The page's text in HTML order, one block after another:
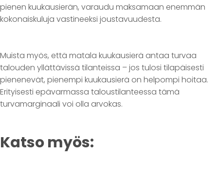
pienen kuukausierän, varaudu maksamaan enemmän
kokonaiskuluja vastineeksi joustavuudesta.
Muista myös, että matala kuukausierä antaa turvaa
talouden yllättävissä tilanteissa – jos tulosi tilapäisesti
pienenevät, pienempi kuukausierä on helpompi hoitaa.
Erityisesti epävarmassa taloustilanteessa tämä
turvamarginaali voi olla arvokas.
Katso myös: